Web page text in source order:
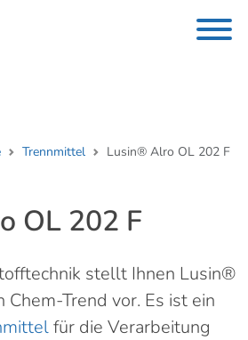
Trennmittel Lusin® Alro OL 202 F
OL 202 F
stellt Ihnen Lusin®
Trend vor. Es ist ein
für die Verarbeitung